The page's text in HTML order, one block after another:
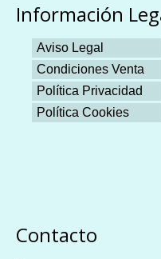
Información
Aviso Legal
Condiciones Venta
Política Privacidad
Política Cookies
Contacto